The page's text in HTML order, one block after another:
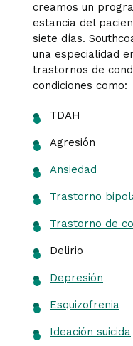
creamos un
estancia del
siete días.
una especialidad
trastornos de
condiciones como:
TDAH
Agresión
Ansiedad
Trastorno
Trastorno de
Delirio
Depresión
Esquizofrenia
Ideación suicida